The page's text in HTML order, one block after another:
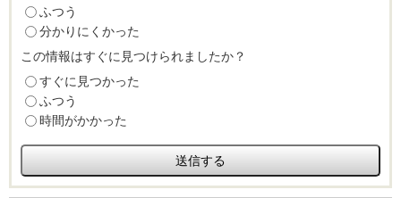
ふつう
分かりにくかった
この情報はすぐに見つけられましたか？
すぐに見つかった
ふつう
時間がかかった